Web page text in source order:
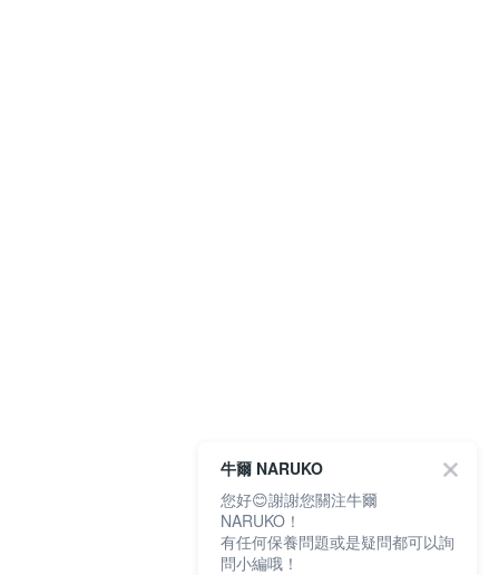
牛爾 NARUKO
您好😊謝謝您關注牛爾
NARUKO！
有任何保養問題或是疑問都可以詢
問小編哦！